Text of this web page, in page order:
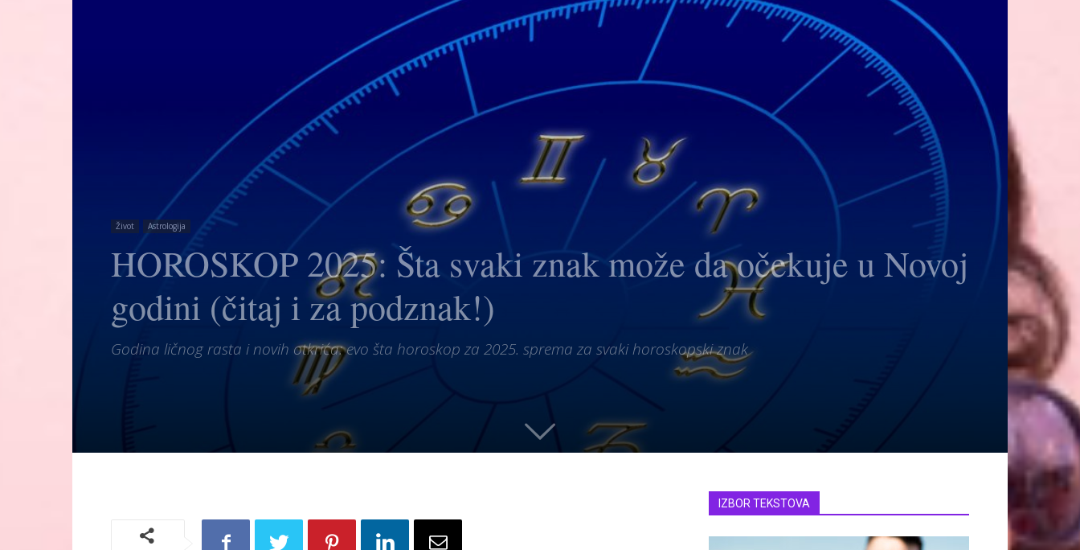
Život Astrologija
HOROSKOP 2025: Šta svaki znak može da očekuje u Novoj
godini (čitaj i za podznak!)
Godina ličnog rasta i novih otkrića: evo šta horoskop za 2025. sprema za svaki horoskopski znak
IZBOR TEKSTOVA